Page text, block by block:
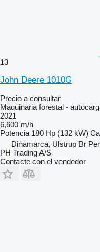
13
John Deere 1010G
Precio a consultar
Maquinaria forestal -
2021
6,600 m/h
Potencia 180 Hp (132 kW)
Dinamarca, Ulstrup Br Per
PH Trading A/S
Contacte con el vendedor